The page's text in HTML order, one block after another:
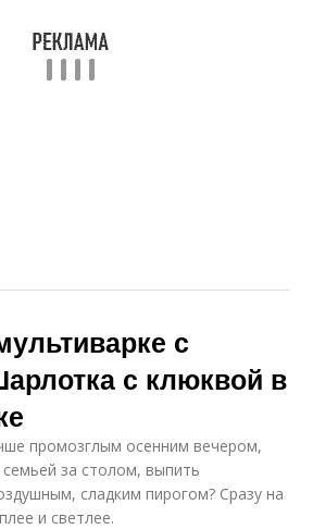
с
с клюквой в
промозглым осенним вечером,
за столом, выпить
сладким пирогом? Сразу на
и светлее.